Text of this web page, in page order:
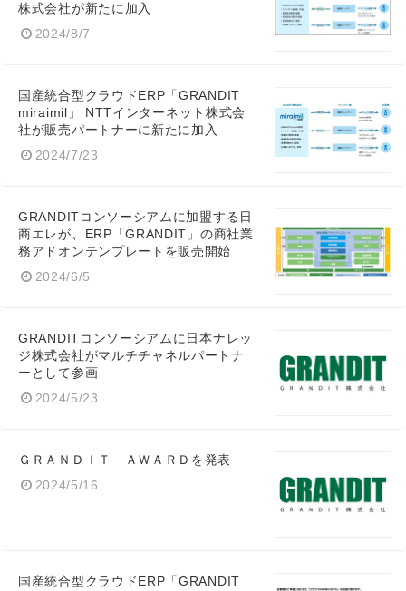
株式会社が新たに加入
2024/8/7
国産統合型クラウドERP「GRANDIT
miraimil」 NTTインターネット株式会
社が販売パートナーに新たに加入
2024/7/23
GRANDITコンソーシアムに加盟する日
商エレが、ERP「GRANDIT」の商社業
務アドオンテンプレートを販売開始
2024/6/5
GRANDITコンソーシアムに日本ナレッ
ジ株式会社がマルチチャネルパートナ
ーとして参画
2024/5/23
ＧＲＡＮＤＩＴ ＡＷＡＲＤを発表
2024/5/16
国産統合型クラウドERP「GRANDIT